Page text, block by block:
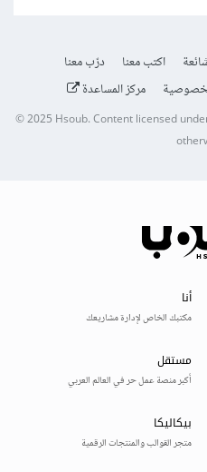
اكتب معنا
درّب معنا
مركز المساعدة
© 2025Hsoub.Content licensed